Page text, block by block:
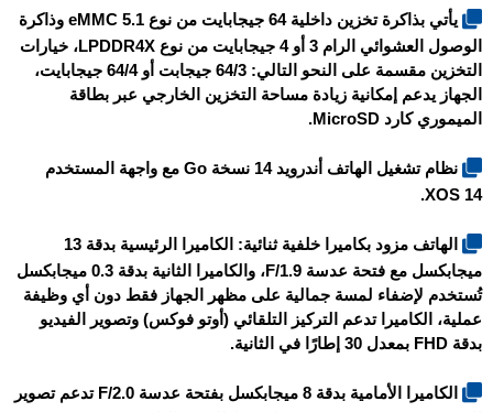
يأتي بذاكرة تخزين داخلية 64 جيجابايت من نوع eMMC 5.1 وذاكرة
الوصول العشوائي الرام 3 أو 4 جيجابايت من نوع LPDDR4X، خيارات
التخزين مقسمة على النحو التالي: 64/3 جيجابت أو 64/4 جيجابايت،
الجهاز يدعم إمكانية زيادة مساحة التخزين الخارجي عبر بطاقة
الميموري كارد MicroSD.
نظام تشغيل الهاتف أندرويد 14 نسخة Go مع واجهة المستخدم
XOS 14.
الهاتف مزود بكاميرا خلفية ثنائية: الكاميرا الرئيسية بدقة 13
ميجابكسل مع فتحة عدسة F/1.9، والكاميرا الثانية بدقة 0.3 ميجابكسل
تُستخدم لإضفاء لمسة جمالية على مظهر الجهاز فقط دون أي وظيفة
عملية، الكاميرا تدعم التركيز التلقائي (أوتو فوكس) وتصوير الفيديو
بدقة FHD بمعدل 30 إطارًا في الثانية.
الكاميرا الأمامية بدقة 8 ميجابكسل بفتحة عدسة F/2.0 تدعم تصوير